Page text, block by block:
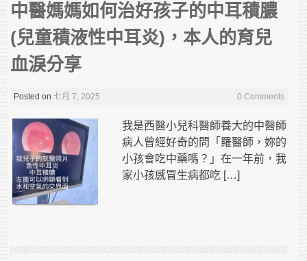
中醫媽媽如何治好孩子的中耳積膿
(兒童積液性中耳炎)，本人的育兒
血淚分享
Posted on七月 7, 2025 0 Comments
我是西醫小兒科醫師養大的中醫師
病人曾經好奇的問「羅醫師，妳的
小孩會吃中藥嗎？」在一年前，我
家小孩感冒生病都吃 […]